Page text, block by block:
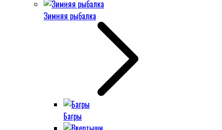
Зимняя рыбалка
Багры